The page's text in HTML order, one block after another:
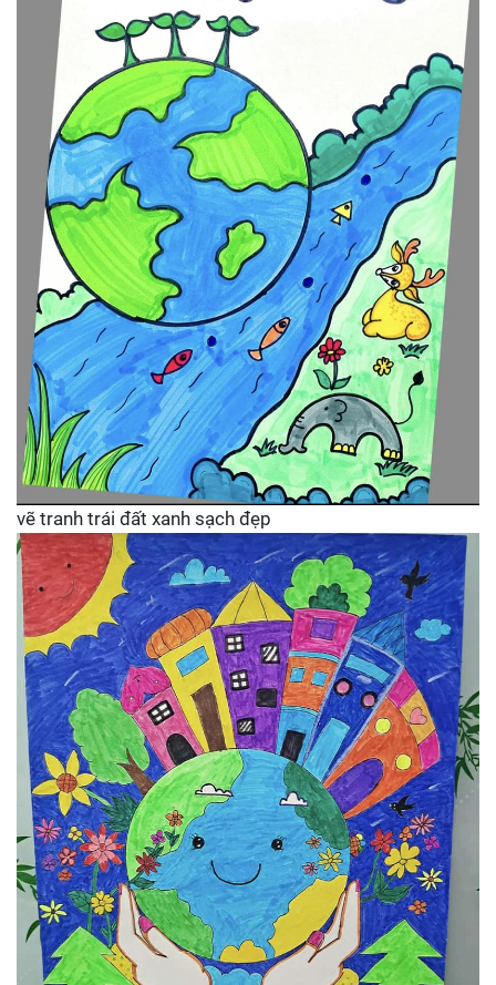
vẽ tranh trái đất xanh sạch đẹp